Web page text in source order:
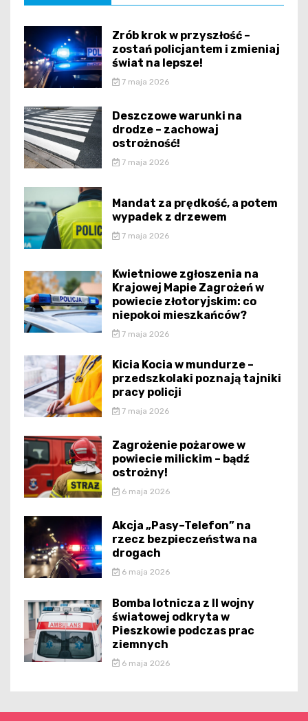
Zrób krok w przyszłość –
zostań policjantem i zmieniaj
świat na lepsze!
7 maja 2026
Deszczowe warunki na
drodze – zachowaj
ostrożność!
7 maja 2026
Mandat za prędkość, a potem
wypadek z drzewem
7 maja 2026
Kwietniowe zgłoszenia na
Krajowej Mapie Zagrożeń w
powiecie złotoryjskim: co
niepokoi mieszkańców?
7 maja 2026
Kicia Kocia w mundurze –
przedszkolaki poznają tajniki
pracy policji
7 maja 2026
Zagrożenie pożarowe w
powiecie milickim – bądź
ostrożny!
6 maja 2026
Akcja „Pasy–Telefon” na
rzecz bezpieczeństwa na
drogach
6 maja 2026
Bomba lotnicza z II wojny
światowej odkryta w
Pieszkowie podczas prac
ziemnych
6 maja 2026